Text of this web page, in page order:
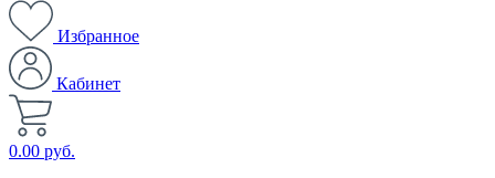
Избранное
Кабинет
0.00 руб.